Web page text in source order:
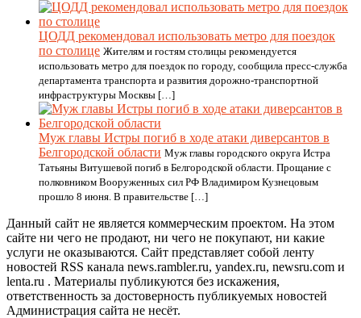
ЦОДД рекомендовал использовать метро для поездок
по столице Жителям и гостям столицы рекомендуется
использовать метро для поездок по городу, сообщила пресс-служба
департамента транспорта и развития дорожно-транспортной
инфраструктуры Москвы […]
Муж главы Истры погиб в ходе атаки диверсантов в
Белгородской области Муж главы городского округа Истра
Татьяны Витушевой погиб в Белгородской области. Прощание с
полковником Вооруженных сил РФ Владимиром Кузнецовым
прошло 8 июня. В правительстве […]
Данный сайт не является коммерческим проектом. На этом
сайте ни чего не продают, ни чего не покупают, ни какие
услуги не оказываются. Сайт представляет собой ленту
новостей RSS канала news.rambler.ru, yandex.ru, newsru.com и
lenta.ru . Материалы публикуются без искажения,
ответственность за достоверность публикуемых новостей
Администрация сайта не несёт.